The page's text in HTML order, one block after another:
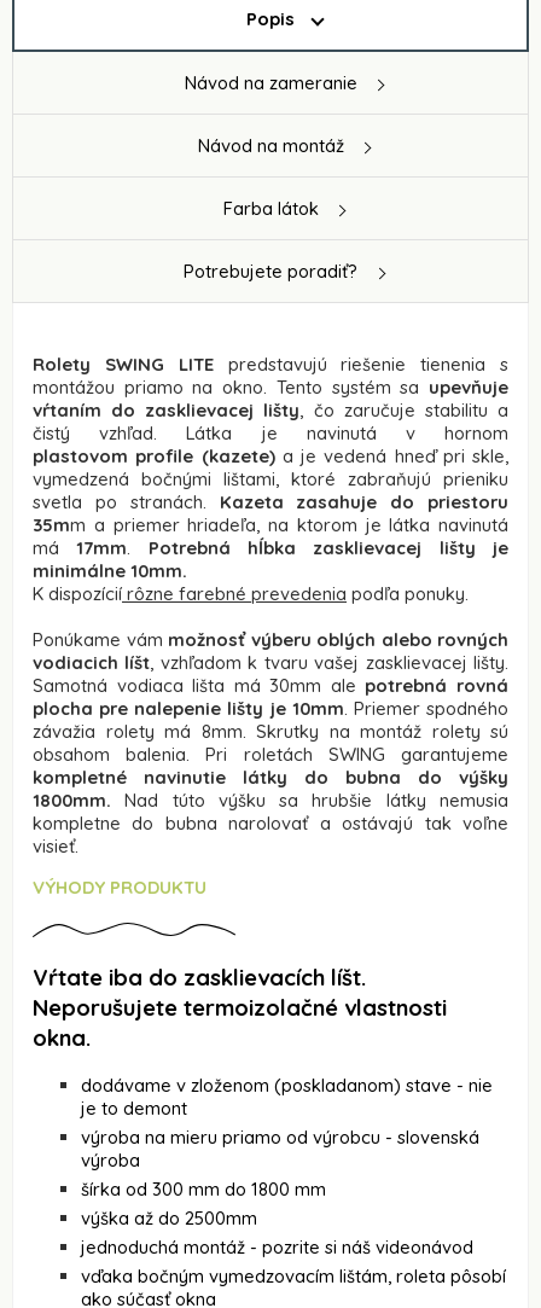
Popis
Návod na zameranie
Návod na montáž
Farba látok
Potrebujete poradiť?
Rolety SWING LITEpredstavujú riešenie tienenia s
montážou priamo na okno. Tento systém sa upevňuje
vŕtaním do zasklievacej lišty, čo zaručuje stabilitu a
čistý vzhľad. Látka je navinutá v hornom
plastovom profile (kazete)a je vedená hneď pri skle,
vymedzená bočnými lištami, ktoré zabraňujú prieniku
svetla po stranách. Kazeta zasahuje do priestoru
35mm a priemer hriadeľa, na ktorom je látka navinutá
má 17mm. Potrebná hĺbka zasklievacej lišty je
minimálne 10mm.
K dispozícií rôzne farebné prevedenia podľa ponuky.
Ponúkame vám možnosť výberu oblých alebo rovných
vodiacich líšt, vzhľadom k tvaru vašej zasklievacej lišty.
Samotná vodiaca lišta má 30mm ale potrebná rovná
plocha pre nalepenie lišty je 10mm. Priemer spodného
závažia rolety má 8mm. Skrutky na montáž rolety sú
obsahom balenia. Pri roletách SWING garantujeme
kompletné navinutie látky do bubna do výšky
1800mm. Nad túto výšku sa hrubšie látky nemusia
kompletne do bubna narolovať a ostávajú tak voľne
visieť.
VÝHODY PRODUKTU
Vŕtate iba do zasklievacích líšt.
Neporušujete termoizolačné vlastnosti
okna.
dodávame v zloženom (poskladanom) stave - nie
je to demont
výroba na mieru priamo od výrobcu - slovenská
výroba
šírka od 300 mm do 1800 mm
výška až do 2500mm
jednoduchá montáž - pozrite si náš videonávod
vďaka bočným vymedzovacím lištám, roleta pôsobí
ako súčasť okna